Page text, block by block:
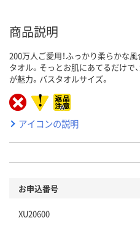
商品説明
200万人ご愛用！ふっかり柔らかな
タオル。そっとお肌にあてるだけで
が魅力。バスタオルサイズ。
アイコンの説明
お申込番号
XU20600